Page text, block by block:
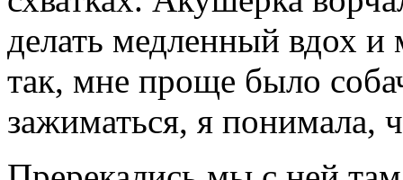
делать медленный вдох
так, мне проще было
зажиматься, я понимала,